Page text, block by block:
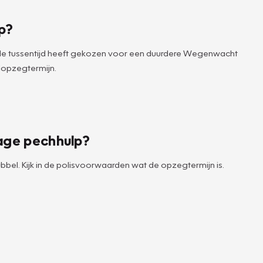
tussentijd heeft gekozen voor een duurdere Wegenwacht
pechhulp?
Kijk in de polisvoorwaarden wat de opzegtermijn is.